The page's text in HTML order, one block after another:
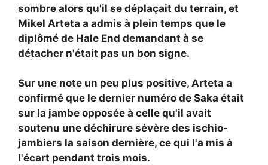
sombre alors qu'il se déplaçait du terrain, et
Mikel Arteta a admis à plein temps que le
diplômé de Hale End demandant à se
détacher n'était pas un bon signe.
Sur une note un peu plus positive, Arteta a
confirmé que le dernier numéro de Saka était
sur la jambe opposée à celle qu'il avait
soutenu une déchirure sévère des ischio-
jambiers la saison dernière, ce qui l'a mis à
l'écart pendant trois mois.